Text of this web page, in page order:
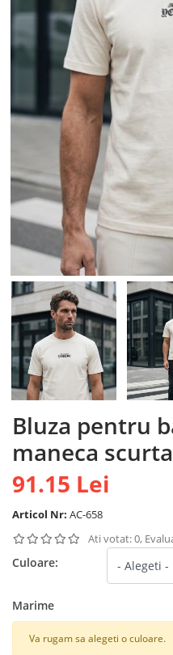
Bluza pentru
maneca scurta
91.15 Lei
Articol Nr: AC-658
Ati votat: 0,
Culoare:
Marime
Va rugam sa alegeti o culoare.